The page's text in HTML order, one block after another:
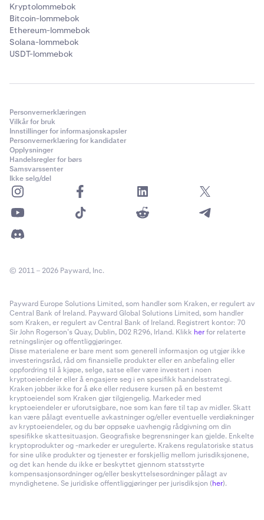
Kryptolommebok
Bitcoin-lommebok
Ethereum-lommebok
Solana-lommebok
USDT-lommebok
Personvernerklæringen
Vilkår for bruk
Innstillinger for informasjonskapsler
Personvernerklæring for kandidater
Opplysninger
Handelsregler for børs
Samsvarssenter
Ikke selg/del
© 2011 – 2026 Payward, Inc.
Payward Europe Solutions Limited, som handler som Kraken, er regulert av
Central Bank of Ireland. Payward Global Solutions Limited, som handler
som Kraken, er regulert av Central Bank of Ireland. Registrert kontor: 70
Sir John Rogerson’s Quay, Dublin, D02 R296, Irland. Klikk herfor relaterte
retningslinjer og offentliggjøringer.
Disse materialene er bare ment som generell informasjon og utgjør ikke
investeringsråd, råd om finansielle produkter eller en anbefaling eller
oppfordring til å kjøpe, selge, satse eller være investert i noen
kryptoeiendeler eller å engasjere seg i en spesifikk handelsstrategi.
Kraken jobber ikke for å øke eller redusere kursen på en bestemt
kryptoeiendel som Kraken gjør tilgjengelig. Markeder med
kryptoeiendeler er uforutsigbare, noe som kan føre til tap av midler. Skatt
kan være pålagt eventuelle avkastninger og/eller eventuelle verdiøkninger
av kryptoeiendeler, og du bør oppsøke uavhengig rådgivning om din
spesifikke skattesituasjon. Geografiske begrensninger kan gjelde. Enkelte
kryptoprodukter og -markeder er uregulerte. Krakens regulatoriske status
for sine ulike produkter og tjenester er forskjellig mellom jurisdiksjonene,
og det kan hende du ikke er beskyttet gjennom statsstyrte
kompensasjonsordninger og/eller beskyttelsesordninger pålagt av
myndighetene. Se juridiske offentliggjøringer per jurisdiksjon (her).